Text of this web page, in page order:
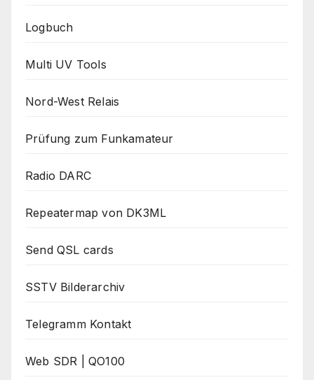
Logbuch
Multi UV Tools
Nord-West Relais
Prüfung zum Funkamateur
Radio DARC
Repeatermap von DK3ML
Send QSL cards
SSTV Bilderarchiv
Telegramm Kontakt
Web SDR | QO100